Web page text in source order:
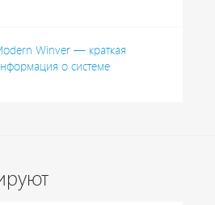
Winver — краткая
о системе